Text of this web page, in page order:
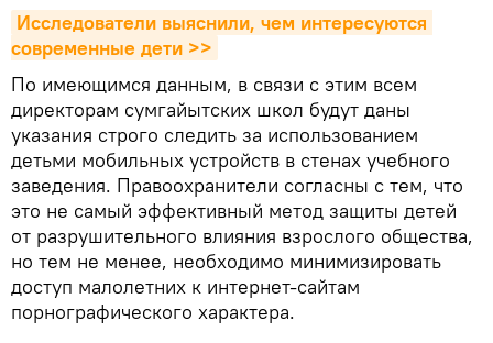
Исследователи выяснили, чем интересуются
современные дети >>
По имеющимся данным, в связи с этим всем
директорам сумгайытских школ будут даны
указания строго следить за использованием
детьми мобильных устройств в стенах учебного
заведения. Правоохранители согласны с тем, что
это не самый эффективный метод защиты детей
от разрушительного влияния взрослого общества,
но тем не менее, необходимо минимизировать
доступ малолетних к интернет-сайтам
порнографического характера.